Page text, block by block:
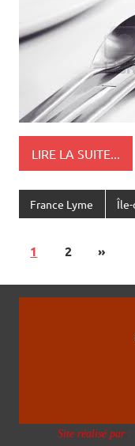
LIRE LA SUITE...
France Lyme Île-
1 2 »
Site réalisé par :